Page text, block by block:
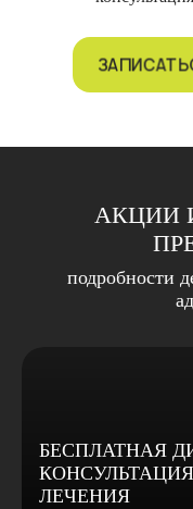
АКЦИИ
подробности
БЕСПЛАТНАЯ
ЛЕЧЕНИЯ